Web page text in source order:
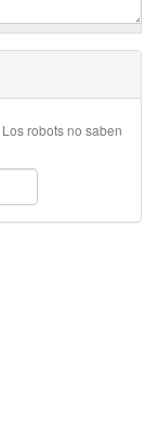
robots no saben